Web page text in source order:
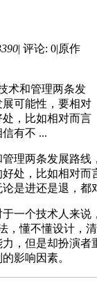
| 评论: 0|原作
术和管理两条发
可能性，要相对
，比如相对而言
有不 ...
理两条发展路
处，比如相对
是进还是退，
一个技术人来
，懂不懂设计，
，但是却扮演
影响因素。